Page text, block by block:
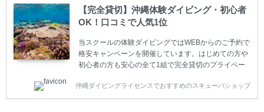
ーター様はファンダイビングの全てのコース費が
10%OFF、フル器材レンタルが50%OFFになります。
沖縄本島周辺ビーチ・ファンダイビング ￥13800(税
込)【 2ビーチ 】 ウエイト / タンク / 送迎...
【完全貸切】沖縄体験ダイビング・初心者
OK！口コミで人気1位
当スクールの体験ダイビングではWEBからのご予約で
格安キャンペーンを開催しています。はじめての方や
初心者の方も安心の全て1組で完全貸切のプライベー
1人様から気軽にご参加ください。 全てのコースで高
画質の記念撮影&水中撮影付きです。初心者の方やダ
沖縄ダイビングライセンスでおすすめのスキューバショップ